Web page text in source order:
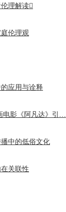
理解读
伦理观
应用与诠释
电影《阿凡达》引…
中的低俗文化
关联性